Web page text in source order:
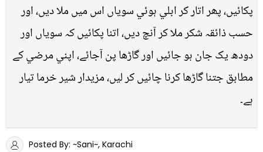
پکائيں، پھر اتار کر ابلي ہوئي سوياں اس میں ملا ديں، اور
حسب ذائقہ شکر ملا کر آنچ ديں، اتنا پکائيں کہ سوياں اور
دودھ يک جان ہو جائيں اور گاڑھا پن آجائے، اپني مرضي کے
مطابق جتنا گاڑھا کرنا چائيں کر لیں، مزيدار شير خرما تيار
ہے۔
Posted By: ~Sani~, Karachi